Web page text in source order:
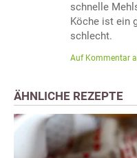
schnelle
Köche ist ein
schlecht.
Auf Kommentar
ÄHNLICHE REZEPTE